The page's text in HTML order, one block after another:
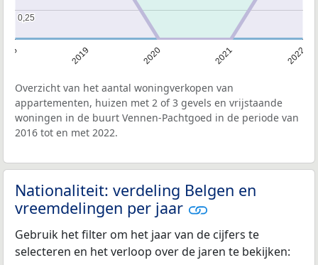
2019 2020 2021 2022
0,25
0,25
Overzicht van het aantal woningverkopen van
appartementen, huizen met 2 of 3 gevels en vrijstaande
woningen in de buurt Vennen-Pachtgoed in de periode van
2016 tot en met 2022.
Nationaliteit: verdeling Belgen en
vreemdelingen per jaar
Gebruik het filter om het jaar van de cijfers te
selecteren en het verloop over de jaren te bekijken: